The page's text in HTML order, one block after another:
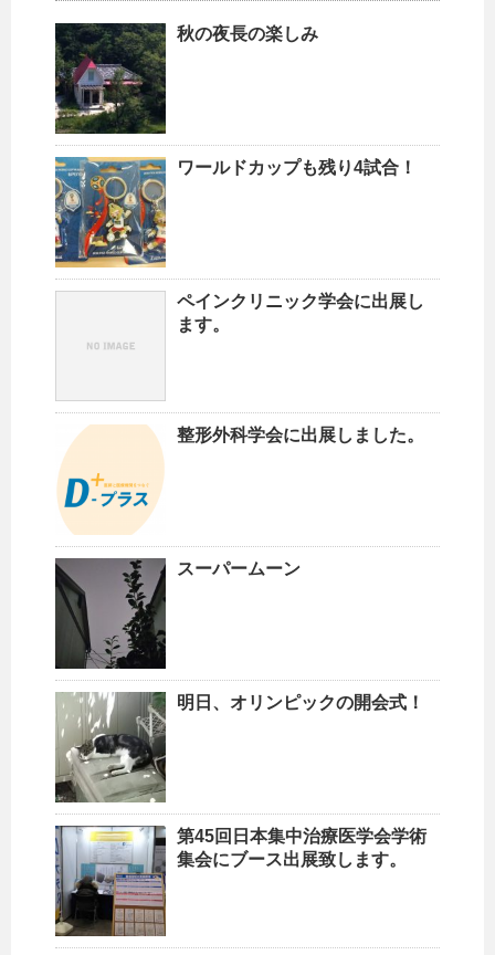
秋の夜長の楽しみ
ワールドカップも残り4試合！
ペインクリニック学会に出展し
ます。
整形外科学会に出展しました。
スーパームーン
明日、オリンピックの開会式！
第45回日本集中治療医学会学術
集会にブース出展致します。